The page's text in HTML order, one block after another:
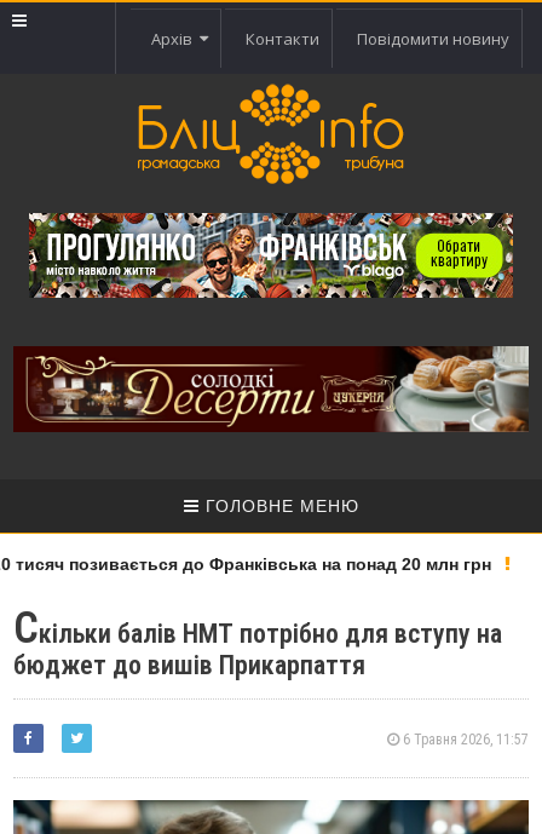
Архів Контакти Повідомити новину
ГОЛОВНЕ МЕНЮ
позивається до Франківська на понад 20 млн грн
Скільки балів НМТ потрібно для вступу на
бюджет до вишів Прикарпаття
6 Травня 2026, 11:57